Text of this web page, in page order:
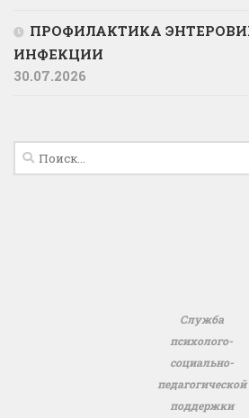
ПРОФИЛАКТИКА
ИНФЕКЦИИ
30.07.2026
Найти:
Служба
психолого-
социально-
педагогической
поддержки